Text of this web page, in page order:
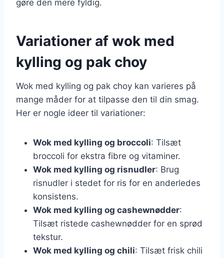
gøre den mere fyldig.
Variationer af wok med
kylling og pak choy
Wok med kylling og pak choy kan varieres på
mange måder for at tilpasse den til din smag.
Her er nogle ideer til variationer:
Wok med kylling og broccoli: Tilsæt
broccoli for ekstra fibre og vitaminer.
Wok med kylling og risnudler: Brug
risnudler i stedet for ris for en anderledes
konsistens.
Wok med kylling og cashewnødder:
Tilsæt ristede cashewnødder for en sprød
tekstur.
Wok med kylling og chili: Tilsæt frisk chili